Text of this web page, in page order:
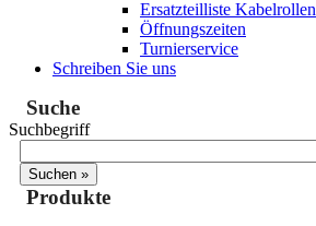
Ersatzteilliste Kabelrollen
Öffnungszeiten
Turnierservice
Schreiben Sie uns
Suche
Suchbegriff
Produkte